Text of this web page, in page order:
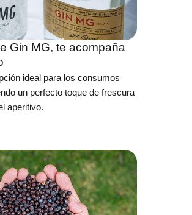
Gin MG, te acompaña
ideal para los consumos
un perfecto toque de frescura
aperitivo.